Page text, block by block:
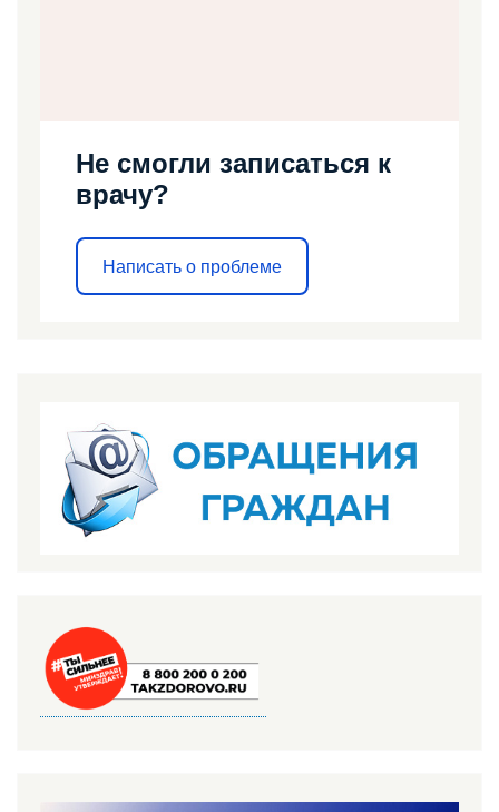
Не смогли записаться к
врачу?
Написать о проблеме